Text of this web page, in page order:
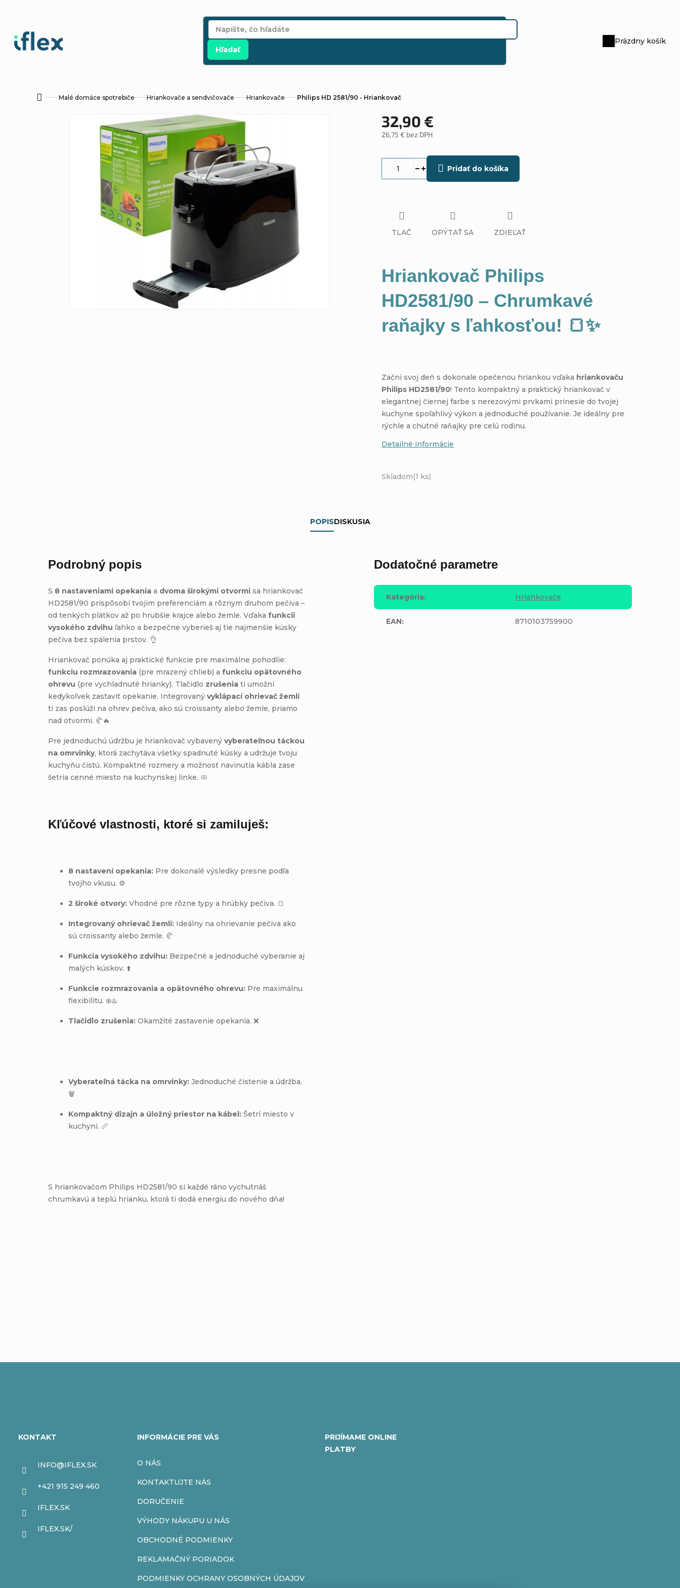
Hľadať
Nákupný
Prázdny košík
DomovMalé domáce spotrebiče Hriankovače a sendvičovače Hriankovače Philips HD 2581/90 - Hriankovač
32,90 €
26,75 € bez DPH
Skladom(1 ks)
Pridať do košíka
Hriankovač Philips
HD2581/90 – Chrumkavé
raňajky s ľahkosťou! 🍞✨
Začni svoj deň s dokonale opečenou hriankou vďaka hriankovaču
Philips HD2581/90! Tento kompaktný a praktický hriankovač v
elegantnej čiernej farbe s nerezovými prvkami prinesie do tvojej
kuchyne spoľahlivý výkon a jednoduché používanie. Je ideálny pre
rýchle a chutné raňajky pre celú rodinu.
Detailné informácie
TLAČ OPÝTAŤ SA ZDIEĽAŤ
POPISDISKUSIA
Podrobný popis
S 8 nastaveniami opekania a dvoma širokými otvormi sa hriankovač
HD2581/90 prispôsobí tvojim preferenciám a rôznym druhom pečiva –
od tenkých plátkov až po hrubšie krajce alebo žemle. Vďakafunkcii
vysokého zdvihu ľahko a bezpečne vyberieš aj tie najmenšie kúsky
pečiva bez spálenia prstov. 👌
Hriankovač ponúka aj praktické funkcie pre maximálne pohodlie:
funkciu rozmrazovania (pre mrazený chlieb) afunkciu opätovného
ohrevu (pre vychladnuté hrianky). Tlačidlo zrušenia ti umožní
kedykoľvek zastaviť opekanie. Integrovanývyklápací ohrievač žemlí
ti zas poslúži na ohrev pečiva, ako sú croissanty alebo žemle, priamo
nad otvormi. 🥐🔥
Pre jednoduchú údržbu je hriankovač vybavenývyberateľnou táckou
na omrvinky, ktorá zachytáva všetky spadnuté kúsky a udržuje tvoju
kuchyňu čistú. Kompaktné rozmery a možnosť navinutia kábla zase
šetria cenné miesto na kuchynskej linke. 🧼
Kľúčové vlastnosti, ktoré si zamiluješ:
8 nastavení opekania: Pre dokonalé výsledky presne podľa
tvojho vkusu. ⚙️
2 široké otvory: Vhodné pre rôzne typy a hrúbky pečiva. 🍞
Integrovaný ohrievač žemlí: Ideálny na ohrievanie pečiva ako
sú croissanty alebo žemle. 🥐
Funkcia vysokého zdvihu: Bezpečné a jednoduché vyberanie aj
malých kúskov. ⬆️
Funkcie rozmrazovania a opätovného ohrevu: Pre maximálnu
flexibilitu. ❄️♨️
Tlačidlo zrušenia: Okamžité zastavenie opekania. ❌
Vyberateľná tácka na omrvinky: Jednoduché čistenie a údržba.
🗑️
Kompaktný dizajn a úložný priestor na kábel: Šetrí miesto v
kuchyni. 📏
S hriankovačom Philips HD2581/90 si každé ráno vychutnáš
chrumkavú a teplú hrianku, ktorá ti dodá energiu do nového dňa!
Dodatočné parametre
Kategória: Hriankovače
EAN: 8710103759900
KONTAKT
INFO@IFLEX.SK
+421 915 249 460
IFLEX.SK
IFLEX.SK/
INFORMÁCIE PRE VÁS
O NÁS
KONTAKTUJTE NÁS
DORUČENIE
VÝHODY NÁKUPU U NÁS
OBCHODNÉ PODMIENKY
REKLAMAČNÝ PORIADOK
PODMIENKY OCHRANY OSOBNÝCH ÚDAJOV
PRIJÍMAME ONLINE
PLATBY